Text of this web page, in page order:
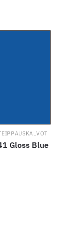
Gloss Blue